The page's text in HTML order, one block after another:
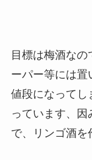
目標は梅酒なの
ーパー等には
値段になってし
っています、
で、リンゴ酒を